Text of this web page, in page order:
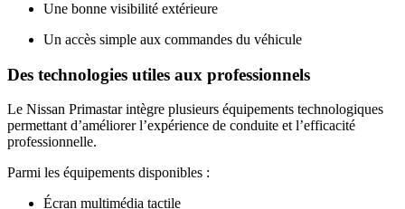
Une bonne visibilité extérieure
Un accès simple aux commandes du véhicule
Des technologies utiles aux professionnels
Le Nissan Primastar intègre plusieurs équipements technologiques
permettant d’améliorer l’expérience de conduite et l’efficacité
professionnelle.
Parmi les équipements disponibles :
Écran multimédia tactile